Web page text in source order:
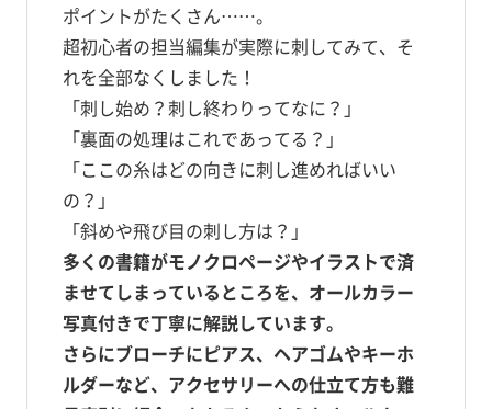
ポイントがたくさん……。
超初心者の担当編集が実際に刺してみて、そ
れを全部なくしました！
「刺し始め？刺し終わりってなに？」
「裏面の処理はこれであってる？」
「ここの糸はどの向きに刺し進めればいい
の？」
「斜めや飛び目の刺し方は？」
多くの書籍がモノクロページやイラストで済
ませてしまっているところを、オールカラー
写真付きで丁寧に解説しています。
さらにブローチにピアス、ヘアゴムやキーホ
ルダーなど、アクセサリーへの仕立て方も難